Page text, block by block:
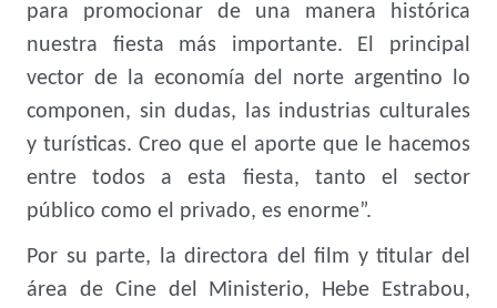
para promocionar de una manera histórica
nuestra fiesta más importante. El principal
vector de la economía del norte argentino lo
componen, sin dudas, las industrias culturales
y turísticas. Creo que el aporte que le hacemos
entre todos a esta fiesta, tanto el sector
público como el privado, es enorme”.
Por su parte, la directora del film y titular del
área de Cine del Ministerio, Hebe Estrabou,